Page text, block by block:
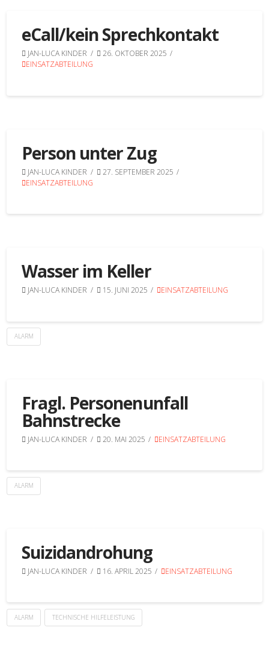
eCall/kein Sprechkontakt
JAN-LUCA KINDER
26. OKTOBER 2025
EINSATZABTEILUNG
Person unter Zug
JAN-LUCA KINDER
27. SEPTEMBER 2025
EINSATZABTEILUNG
Wasser im Keller
JAN-LUCA KINDER 15. JUNI 2025 EINSATZABTEILUNG
ALARM
Fragl. Personenunfall
Bahnstrecke
JAN-LUCA KINDER 20. MAI 2025 EINSATZABTEILUNG
ALARM
Suizidandrohung
JAN-LUCA KINDER 16. APRIL 2025 EINSATZABTEILUNG
ALARM TECHNISCHE HILFELEISTUNG